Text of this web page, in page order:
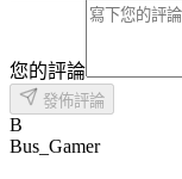
您的評論
發佈評論
B
Bus_Gamer